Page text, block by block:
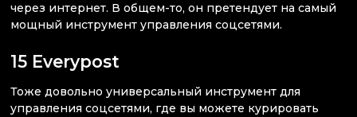
через интернет. В общем-то, он претендует на самый
мощный инструмент управления соцсетями.
15 Everypost
Тоже довольно универсальный инструмент для
управления соцсетями, где вы можете курировать